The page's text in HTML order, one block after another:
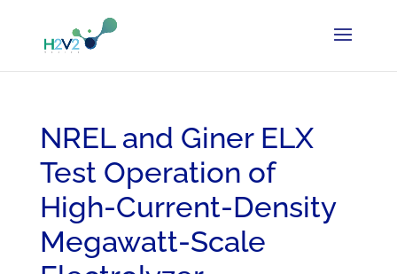
NREL and Giner ELX
Test Operation of
High-Current-Density
Megawatt-Scale